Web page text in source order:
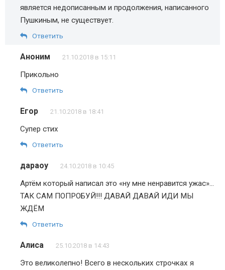
является недописанным и продолжения, написанного
Пушкиным, не существует.
Ответить
Аноним 21.10.2018 в 15:11
Прикольно
Ответить
Егор 21.10.2018 в 18:41
Супер стих
Ответить
дараоу 24.10.2018 в 10:45
Артём который написал это «ну мне ненравится ужас»…
ТАК САМ ПОПРОБУЙ!!! ДАВАЙ ДАВАЙ ИДИ МЫ
ЖДЁМ
Ответить
Алиса 25.10.2018 в 14:43
Это великолепно! Всего в нескольких строчках я